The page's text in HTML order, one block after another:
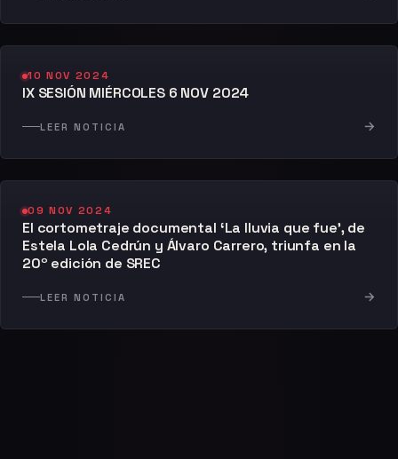
10 NOV 2024
IX SESIÓN MIÉRCOLES 6 NOV 2024
LEER NOTICIA →
09 NOV 2024
El cortometraje documental ‘La lluvia que fue’, de
Estela Lola Cedrún y Álvaro Carrero, triunfa en la
20º edición de SREC
LEER NOTICIA →